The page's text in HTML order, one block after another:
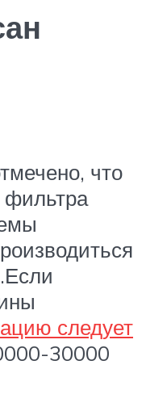
что
фильтра
следует
30000